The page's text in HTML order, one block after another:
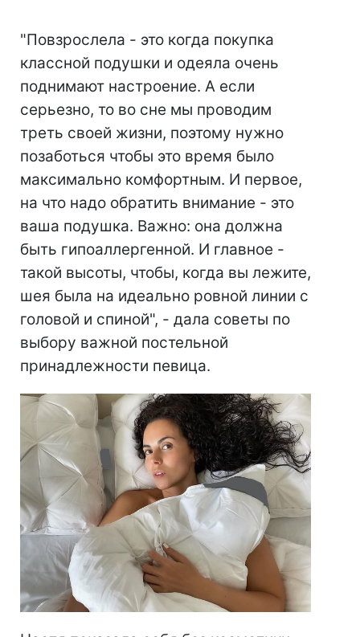
"Повзрослела - это когда покупка
классной подушки и одеяла очень
поднимают настроение. А если
серьезно, то во сне мы проводим
треть своей жизни, поэтому нужно
позаботься чтобы это время было
максимально комфортным. И первое,
на что надо обратить внимание - это
ваша подушка. Важно: она должна
быть гипоаллергенной. И главное -
такой высоты, чтобы, когда вы лежите,
шея была на идеально ровной линии с
головой и спиной", - дала советы по
выбору важной постельной
принадлежности певица.